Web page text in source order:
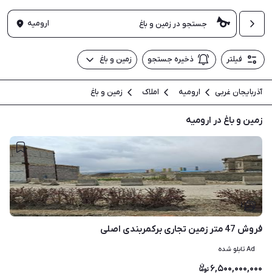
ارومیه
فیلتر ذخیره جستجو زمین و باغ
آذربایجان غربی ارومیه املاک زمین و باغ
زمین و باغ در ارومیه
۱
فروش 47 متر زمین تجاری برکمربندی اصلی
Ad تابلو شده
۶,۵۰۰,۰۰۰,۰۰۰